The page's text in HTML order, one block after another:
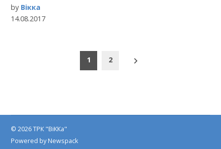
by Вікка
14.08.2017
1 2
© 2026 ТРК "ВіККа"
Powered by Newspack